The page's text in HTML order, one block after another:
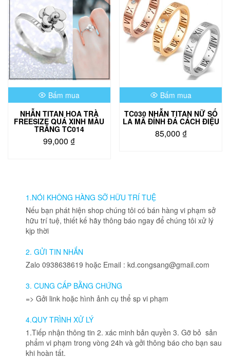
Bấm mua
NHẪN TITAN HOA TRÀ
FREESIZE QUÁ XINH MÀU
TRẮNG TC014
99,000 ₫
Bấm mua
TC030 NHẪN TITAN NỮ SỐ
LA MÃ ĐÍNH ĐÁ CÁCH ĐIỆU
85,000 ₫
thể.
Các
thể
được
1.NÓI KHÔNG HÀNG SỠ HỮU TRÍ TUỆ
Nếu bạn phát hiện shop chúng tôi có bán hàng vi phạm sở
hữu trí tuệ, thiết kế hãy thông báo ngay để chúng tôi xử lý
kịp thời
2. GỬI TIN NHẮN
Zalo 0938638619 hoặc Email : kd.congsang@gmail.com
3. CUNG CẤP BẰNG CHỨNG
=> Gởi link hoặc hình ảnh cụ thể sp vi phạm
4.QUY TRÌNH XỬ LÝ
1.Tiếp nhận thông tin 2. xác minh bản quyền 3. Gỡ bỏ sản
phẩm vi phạm trong vòng 24h và gởi thông báo cho bạn sau
khi hoàn tất.